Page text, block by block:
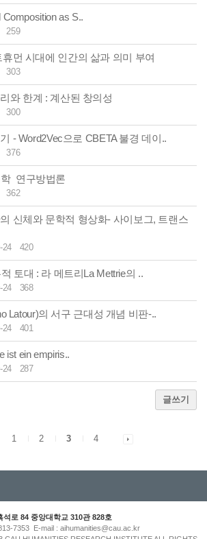
as S..
259
먼 시대에 인간의 삶과 의미 부여
303
와 한계 : 계산된 창의성
300
- Word2Vec으로 CBETA 불경 데이..
376
연구방법론
362
신체와 문학적 형상화- 사이보그, 트랜스
24 420
적 토대 : 라 메트리La Mettrie의 ..
24 368
Latour)의 서구 근대성 개념 비판-..
24 401
ist ein empiris..
24 287
글쓰기
1 2 3 4
로 84 중앙대학교 310관 828호
7353 E-mail : aihumanities@cau.ac.kr